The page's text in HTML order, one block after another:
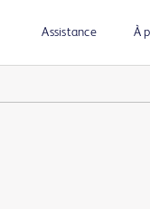
Assistance À